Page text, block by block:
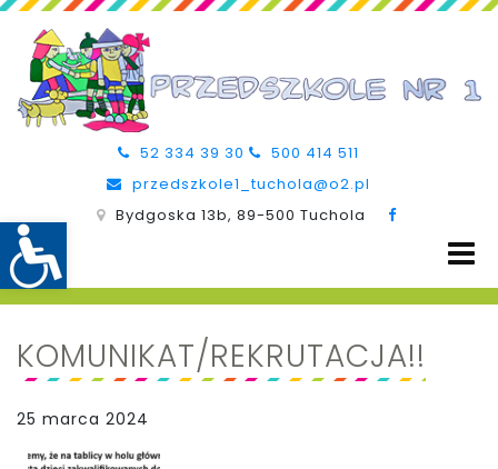
52 334 39 30
500 414 511
przedszkole1_tuchola@o2.pl
Bydgoska 13b, 89-500 Tuchola
KOMUNIKAT/REKRUTACJA!!
25 marca 2024